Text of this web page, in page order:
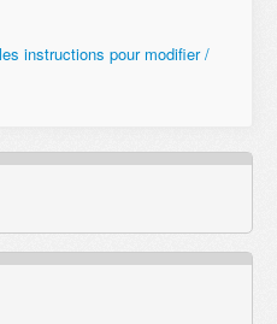
instructions pour modifier /